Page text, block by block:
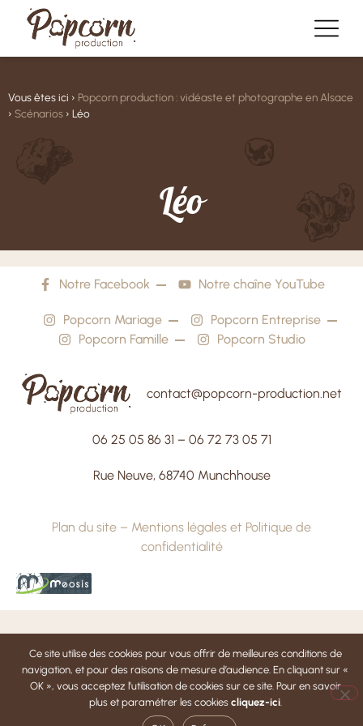
Vous êtes ici › Popcorn production : vidéaste et photographe en Alsace
› Scénarios › Léo
Léo
Notre Facebook Notre chaîne YouTube
Popcorn Mariage
Popcorn Entreprise
Popcorn Famille
Popcorn Studio
contact@popcorn-production.net
06 25 05 86 31 – 06 72 73 05 71
Rue Neuve, 68740 Munchhouse
Plan du site – Mentions légales et Politique de
confidentialité
Ce site utilise des cookies pour vous offrir de meilleures conditions de
navigation, et pour des raisons de mesure d’audience. En cliquant sur «
OK », vous acceptez l’utilisation de cookies sur ce site. Pour en savoir
plus et paramétrer les cookies cliquez-ici.